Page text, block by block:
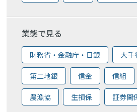
業態で見る
財務省・金融庁・日銀 大手
第二地銀 信金 信組
農漁協 生損保 証券関